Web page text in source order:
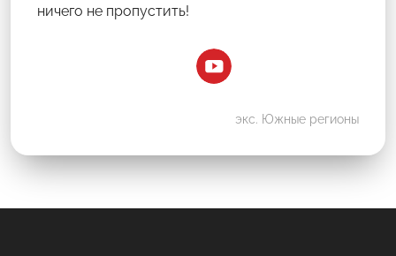
ничего не пропустить!
экс. Южные регионы